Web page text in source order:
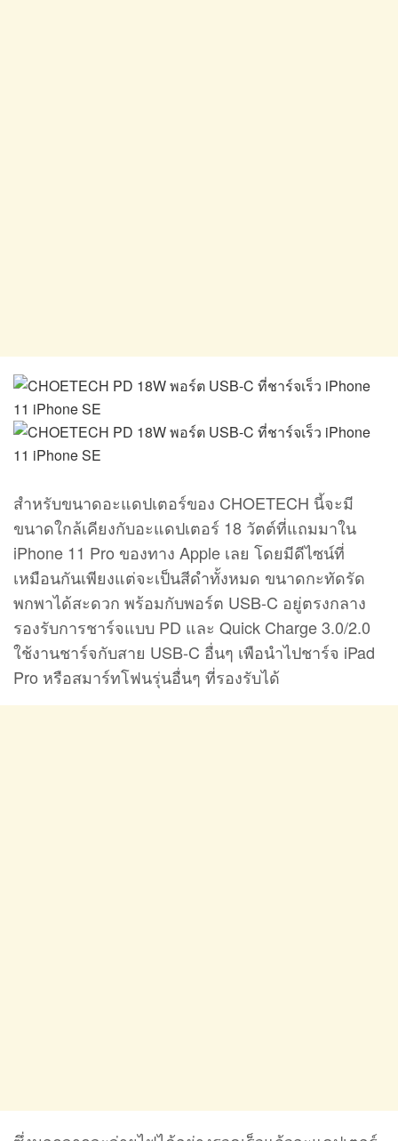
สำหรับขนาดอะแดปเตอร์ของ CHOETECH นี้จะมี
ขนาดใกล้เคียงกับอะแดปเตอร์ 18 วัตต์ที่แถมมาใน
iPhone 11 Pro ของทาง Apple เลย โดยมีดีไซน์ที่
เหมือนกันเพียงแต่จะเป็นสีดำทั้งหมด ขนาดกะทัดรัด
พกพาได้สะดวก พร้อมกับพอร์ต USB-C อยู่ตรงกลาง
รองรับการชาร์จแบบ PD และ Quick Charge 3.0/2.0
ใช้งานชาร์จกับสาย USB-C อื่นๆ เพือนำไปชาร์จ iPad
Pro หรือสมาร์ทโฟนรุ่นอื่นๆ ที่รองรับได้